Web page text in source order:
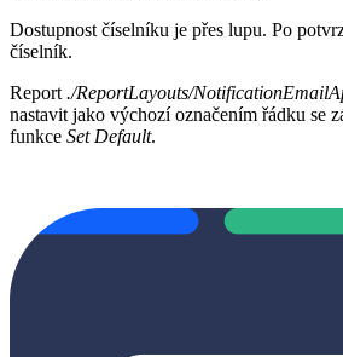
Dostupnost číselníku je přes lupu. Po
číselník.
Report ./ReportLayouts/
nastavit jako výchozí označením řádku se
funkce Set Default.